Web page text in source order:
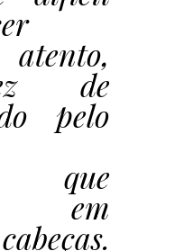
de
pelo
que
em